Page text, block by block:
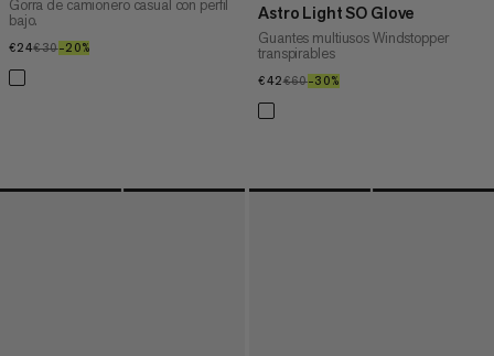
Gorra de camionero casual con perfil
bajo.
€24€24
€30€30
–20%
Astro Light SO Glove
Guantes multiusos Windstopper
transpirables
€42€42
€60€60
–30%